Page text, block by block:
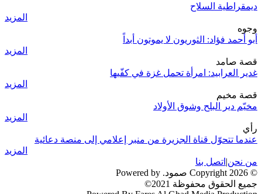
ديمقراطية السلاح
المزيد
وجوه
أبو أحمد فؤاد: الثوريون لا يموتون أبداً
المزيد
قصة صامد
غدير العرابيد: امرأة تحمل غزة في كفّيها
المزيد
قصة مخيم
مخيّم دير البلح وشوق الأولاد
المزيد
رأي
عندما تتحوّل قناة الجزيرة من منبر إعلامي إلى منصة دعائية
المزيد
من نحن| اتصل بنا
© 2026 Copyright صمود. Powered by
جميع الحقوق محفوظة 2021©